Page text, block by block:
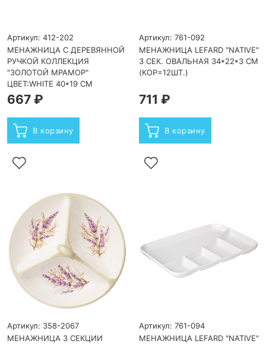
Артикул: 412-202
МЕНАЖНИЦА С ДЕРЕВЯННОЙ
РУЧКОЙ КОЛЛЕКЦИЯ
"ЗОЛОТОЙ МРАМОР"
ЦВЕТ:WHITE 40*19 СМ
667 ₽
В корзину
Артикул: 761-092
МЕНАЖНИЦА LEFARD "NATIVE"
3 СЕК. ОВАЛЬНАЯ 34*22*3 СМ
(КОР=12ШТ.)
711 ₽
В корзину
Артикул: 358-2067
МЕНАЖНИЦА 3 СЕКЦИИ
Артикул: 761-094
МЕНАЖНИЦА LEFARD "NATIVE"